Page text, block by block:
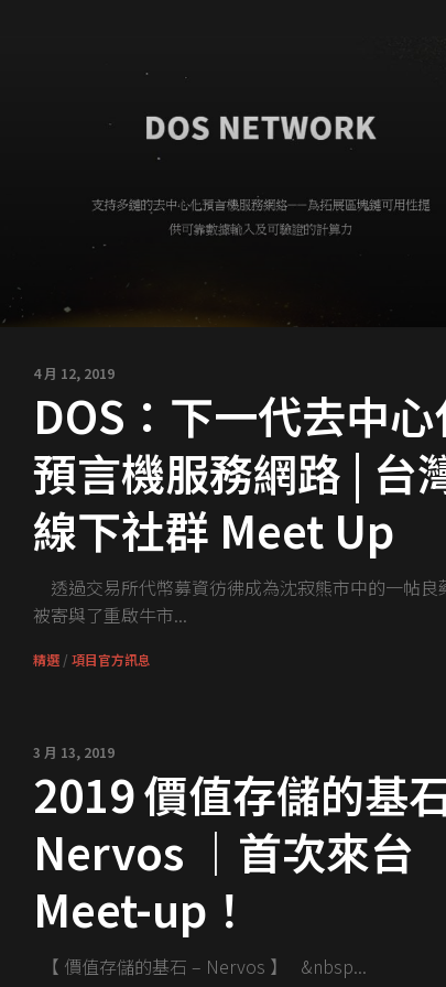
4 月 12, 2019
DOS：下一代去中
預言機服務網路 | 台
線下社群 Meet Up
透過交易所代幣募資彷彿成為沈寂熊市中的一帖良
被寄與了重啟牛市...
精選 / 項目官方訊息
3 月 13, 2019
2019 價值存儲的基
Nervos ｜首次來台
Meet-up！
【 價值存儲的基石 – Nervos 】 &nbsp...